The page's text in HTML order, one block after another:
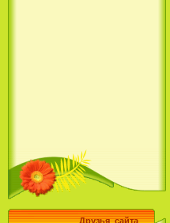
Друзья_сайта